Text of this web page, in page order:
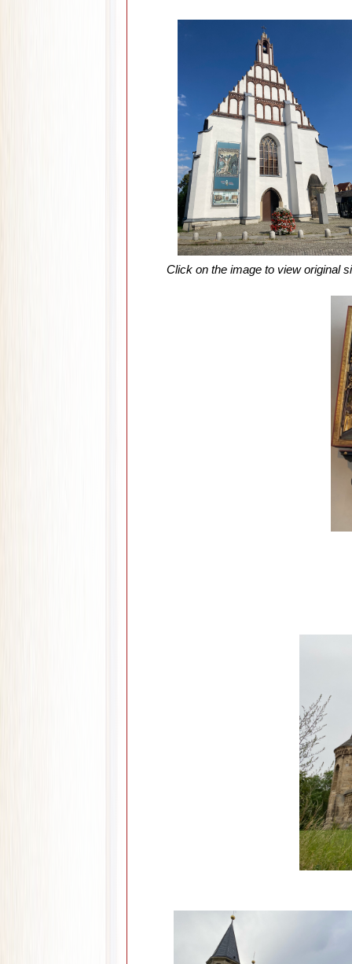
Click on the image to view original